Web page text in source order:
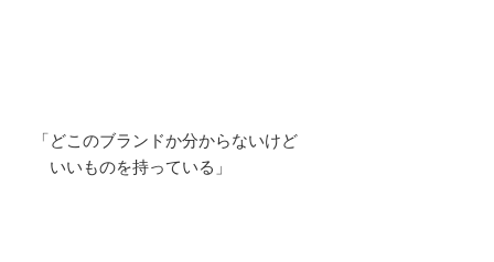
「どこのブランドか分からないけど
いいものを持っている」